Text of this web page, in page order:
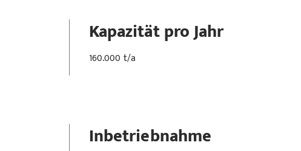
Kapazität pro Jahr
160.000 t/a
Inbetriebnahme